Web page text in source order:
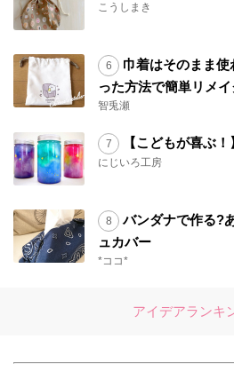
こうしまき
巾着はそのまま
った方法で簡単リメイ
智兎瀬
【こどもが喜ぶ
にじいろ工房
バンダナで作る?
ュカバー
*ココ*
アイデアランキ